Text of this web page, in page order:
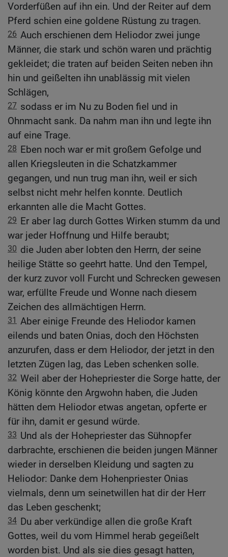
Vorderfüßen auf ihn ein. Und der Reiter auf dem
Pferd schien eine goldene Rüstung zu tragen.
26 Auch erschienen dem Heliodor zwei junge
Männer, die stark und schön waren und prächtig
gekleidet; die traten auf beiden Seiten neben ihn
hin und geißelten ihn unablässig mit vielen
Schlägen,
27 sodass er im Nu zu Boden fiel und in
Ohnmacht sank. Da nahm man ihn und legte ihn
auf eine Trage.
28 Eben noch war er mit großem Gefolge und
allen Kriegsleuten in die Schatzkammer
gegangen, und nun trug man ihn, weil er sich
selbst nicht mehr helfen konnte. Deutlich
erkannten alle die Macht Gottes.
29 Er aber lag durch Gottes Wirken stumm da und
war jeder Hoffnung und Hilfe beraubt;
30 die Juden aber lobten den Herrn, der seine
heilige Stätte so geehrt hatte. Und den Tempel,
der kurz zuvor voll Furcht und Schrecken gewesen
war, erfüllte Freude und Wonne nach diesem
Zeichen des allmächtigen Herrn.
31 Aber einige Freunde des Heliodor kamen
eilends und baten Onias, doch den Höchsten
anzurufen, dass er dem Heliodor, der jetzt in den
letzten Zügen lag, das Leben schenken solle.
32 Weil aber der Hohepriester die Sorge hatte, der
König könnte den Argwohn haben, die Juden
hätten dem Heliodor etwas angetan, opferte er
für ihn, damit er gesund würde.
33 Und als der Hohepriester das Sühnopfer
darbrachte, erschienen die beiden jungen Männer
wieder in derselben Kleidung und sagten zu
Heliodor: Danke dem Hohenpriester Onias
vielmals, denn um seinetwillen hat dir der Herr
das Leben geschenkt;
34 Du aber verkündige allen die große Kraft
Gottes, weil du vom Himmel herab gegeißelt
worden bist. Und als sie dies gesagt hatten,